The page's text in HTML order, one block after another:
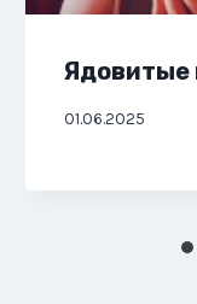
01.06.2025